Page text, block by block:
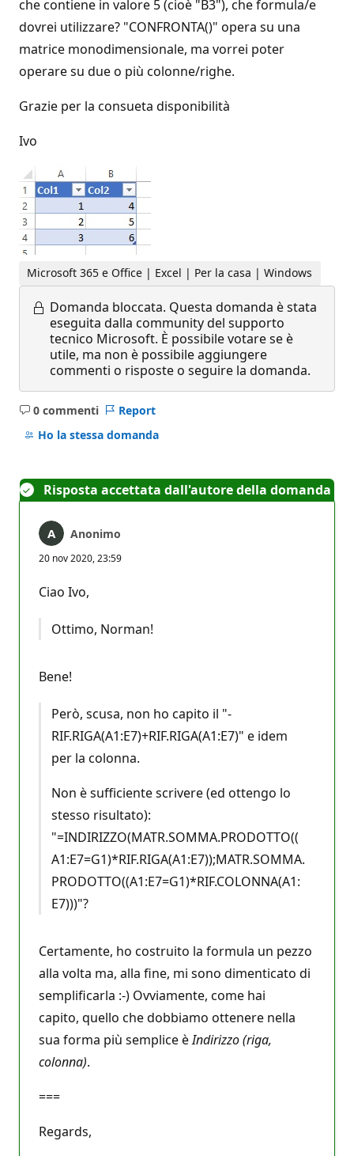
che contiene in valore 5 (cioè "B3"), che formula/e
dovrei utilizzare? "CONFRONTA()" opera su una
matrice monodimensionale, ma vorrei poter
operare su due o più colonne/righe.
Grazie per la consueta disponibilità
Ivo
Microsoft 365 e Office | Excel | Per la casa | Windows
Domanda bloccata. Questa domanda è stata
eseguita dalla community del supporto
tecnico Microsoft. È possibile votare se è
utile, ma non è possibile aggiungere
commenti o risposte o seguire la domanda.
0 commenti
Nessun
commento
Report
Ho la stessa domanda
Risposta accettata dall'autore della domanda
Anonimo
20 nov 2020, 23:59
Ciao Ivo,
Ottimo, Norman!
Bene!
Però, scusa, non ho capito il "-
RIF.RIGA(A1:E7)+RIF.RIGA(A1:E7)" e idem
per la colonna.
Non è sufficiente scrivere (ed ottengo lo
stesso risultato):
"=INDIRIZZO(MATR.SOMMA.PRODOTTO((
A1:E7=G1)*RIF.RIGA(A1:E7));MATR.SOMMA.
PRODOTTO((A1:E7=G1)*RIF.COLONNA(A1:
E7)))"?
Certamente, ho costruito la formula un pezzo
alla volta ma, alla fine, mi sono dimenticato di
semplificarla :-) Ovviamente, come hai
capito, quello che dobbiamo ottenere nella
sua forma più semplice èIndirizzo (riga,
colonna).
===
Regards,